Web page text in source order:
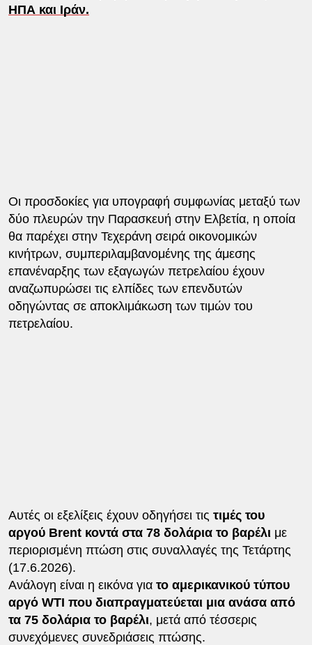
ΗΠΑ και Ιράν.
Οι προσδοκίες για υπογραφή συμφωνίας μεταξύ των
δύο πλευρών την Παρασκευή στην Ελβετία, η οποία
θα παρέχει στην Τεχεράνη σειρά οικονομικών
κινήτρων, συμπεριλαμβανομένης της άμεσης
επανέναρξης των εξαγωγών πετρελαίου έχουν
αναζωπυρώσει τις ελπίδες των επενδυτών
οδηγώντας σε αποκλιμάκωση των τιμών του
πετρελαίου.
Αυτές οι εξελίξεις έχουν οδηγήσει τις τιμές του
αργού Brent κοντά στα 78 δολάρια το βαρέλι με
περιορισμένη πτώση στις συναλλαγές της Τετάρτης
(17.6.2026).
Ανάλογη είναι η εικόνα για το αμερικανικού τύπου
αργό WTI που διαπραγματεύεται μια ανάσα από
τα 75 δολάρια το βαρέλι, μετά από τέσσερις
συνεχόμενες συνεδριάσεις πτώσης.